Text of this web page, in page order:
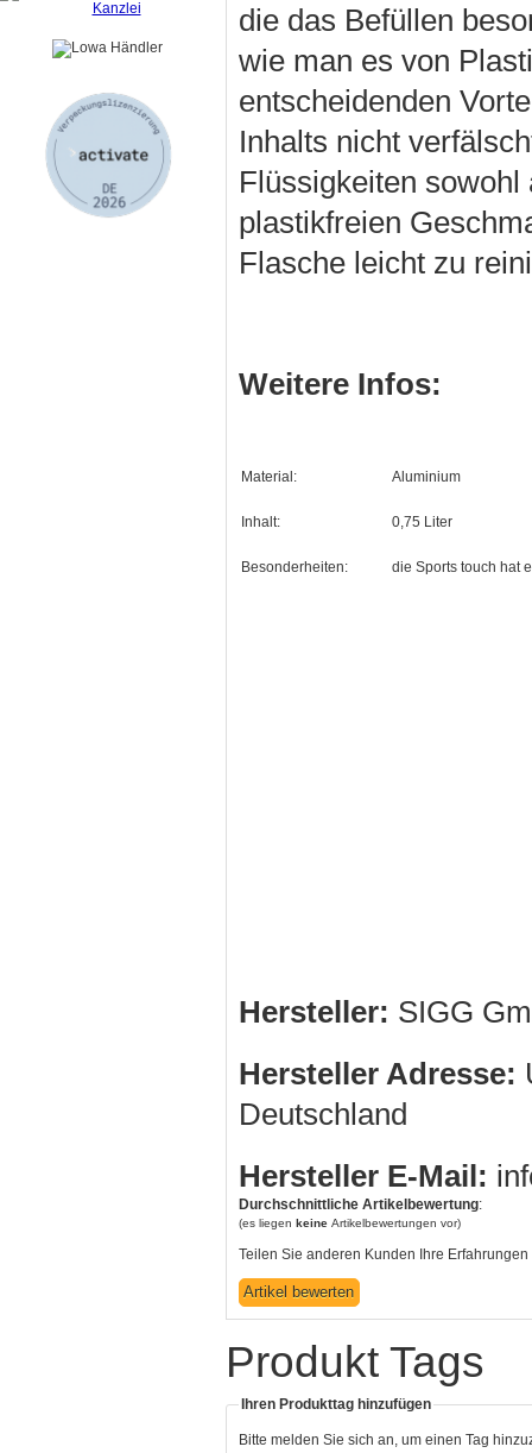
die das Befüllen
wie man es von
entscheidenden
Inhalts nicht
Flüssigkeiten
plastikfreien
Flasche leicht zu
Weitere Infos:
Material: Aluminium
Inhalt: 0,75 Liter
Besonderheiten: die Sports touch hat
Hersteller: SIGG
Hersteller Adresse:
Deutschland
Hersteller E-Mail:
Durchschnittliche Artikelbewertung:
(es liegen keine Artikelbewertungen vor)
Teilen Sie anderen Kunden Ihre Erfahrungen
Produkt Tags
Ihren Produkttag hinzufügen
Bitte melden Sie sich an, um einen Tag